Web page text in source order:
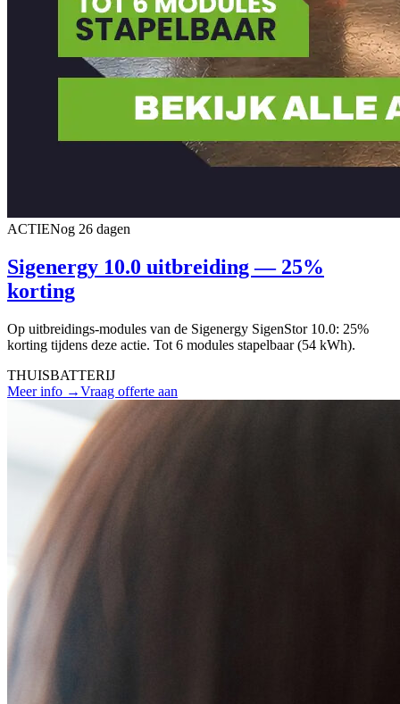
ACTIENog 26 dagen
Sigenergy 10.0 uitbreiding — 25%
korting
Op uitbreidings-modules van de Sigenergy SigenStor 10.0: 25%
korting tijdens deze actie. Tot 6 modules stapelbaar (54 kWh).
THUISBATTERIJ
Meer info →Vraag offerte aan